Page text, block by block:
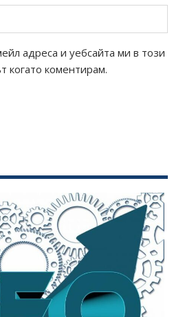
адреса и уебсайта ми в този
когато коментирам.